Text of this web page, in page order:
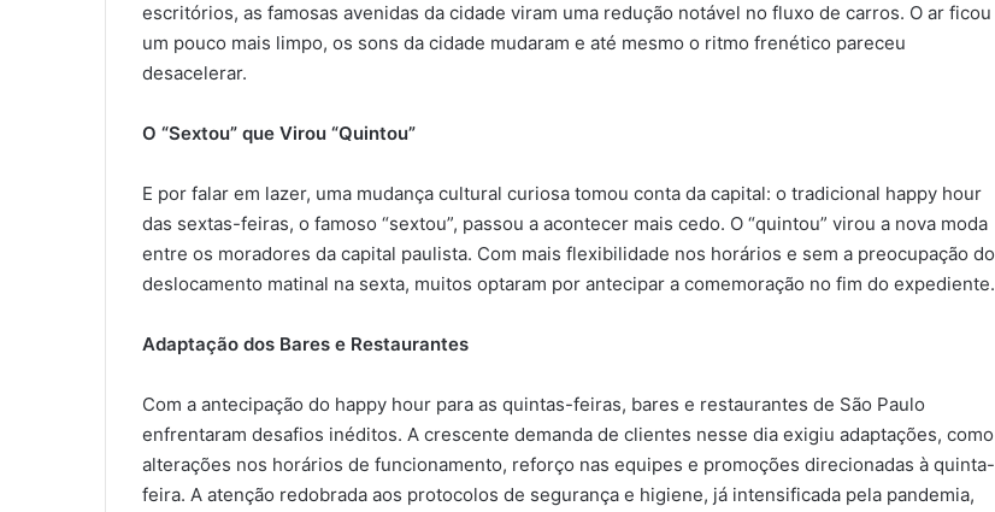
escritórios, as famosas avenidas da cidade viram uma redução notável no fluxo de carros. O ar ficou
um pouco mais limpo, os sons da cidade mudaram e até mesmo o ritmo frenético pareceu
desacelerar.
O “Sextou” que Virou “Quintou”
E por falar em lazer, uma mudança cultural curiosa tomou conta da capital: o tradicional happy hour
das sextas-feiras, o famoso “sextou”, passou a acontecer mais cedo. O “quintou” virou a nova moda
entre os moradores da capital paulista. Com mais flexibilidade nos horários e sem a preocupação do
deslocamento matinal na sexta, muitos optaram por antecipar a comemoração no fim do expediente.
Adaptação dos Bares e Restaurantes
Com a antecipação do happy hour para as quintas-feiras, bares e restaurantes de São Paulo
enfrentaram desafios inéditos. A crescente demanda de clientes nesse dia exigiu adaptações, como
alterações nos horários de funcionamento, reforço nas equipes e promoções direcionadas à quinta-
feira. A atenção redobrada aos protocolos de segurança e higiene, já intensificada pela pandemia,